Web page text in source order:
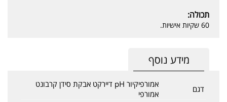
תכולה:
60 שקיות אישיות.
מידע נוסף
דגם
אמורפיקיור pH דיירקט אבקת סידן קרבונט
אמורפי